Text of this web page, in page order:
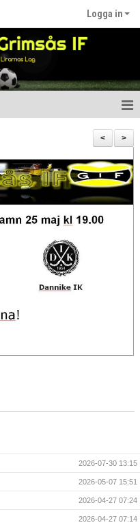
Logga in
>
<
2026-07-30 13:15
2026-05-07 15:51
2026-04-27 07:24
2026-04-27 07:14